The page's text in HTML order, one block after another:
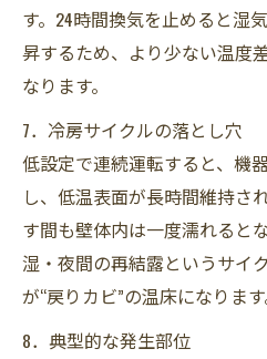
す。24時間換気を止めると湿
昇するため、より少ない温度
なります。
7．冷房サイクルの落とし穴
低設定で連続運転すると、機
し、低温表面が長時間維持さ
す間も壁体内は一度濡れると
湿・夜間の再結露というサイ
が“戻りカビ”の温床になります
8．典型的な発生部位